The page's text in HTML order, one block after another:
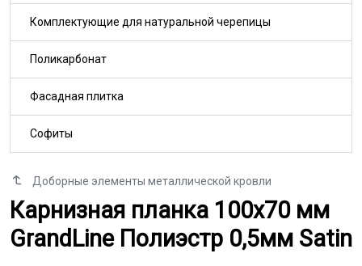
Доборные элементы металлической кровли
Карнизная планка 100x70 мм
Карнизная планка 100x70 мм
GrandLine Полиэстр 0,5мм Satin
Комплектующие для натуральной черепицы
Поликарбонат
Фасадная плитка
Софиты